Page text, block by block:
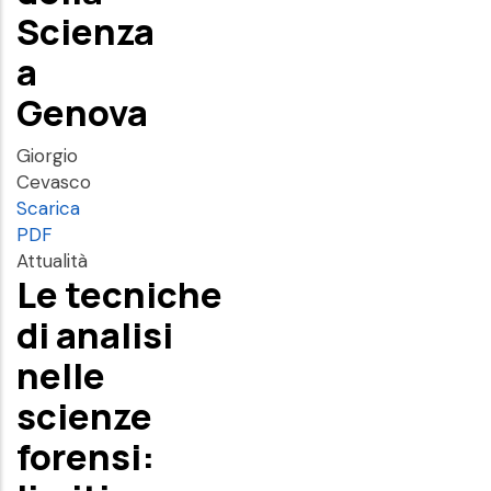
Scienza
a
Genova
Giorgio
Cevasco
Scarica
PDF
Attualità
Le tecniche
di analisi
nelle
scienze
forensi: